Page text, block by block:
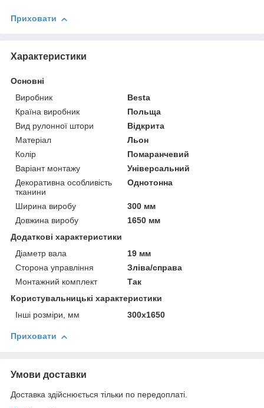
Приховати
Характеристики
Основні
Виробник
Besta
Країна виробник
Польща
Вид рулонної штори
Відкрита
Матеріал
Льон
Колір
Помаранчевий
Варіант монтажу
Універсальний
Декоративна особливість
тканини
Однотонна
Ширина виробу
300 мм
Довжина виробу
1650 мм
Додаткові характеристики
Діаметр вала
19 мм
Сторона управління
Зліва/справа
Монтажний комплект
Так
Користувальницькі характеристики
Інші розміри, мм
300х1650
Приховати
Умови доставки
Доставка здійснюється тільки по передоплаті.